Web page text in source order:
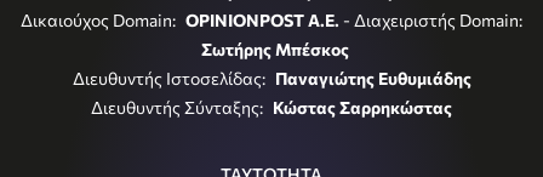
Δικαιούχος Domain: OPINIONPOST A.E. - Διαχειριστής Domain:
Σωτήρης Μπέσκος
Διευθυντής Ιστοσελίδας: Παναγιώτης Ευθυμιάδης
Διευθυντής Σύνταξης: Κώστας Σαρρηκώστας